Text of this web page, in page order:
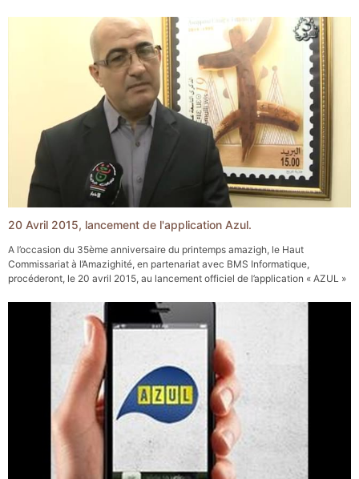
(initiation).Elle est composée d’un menu principal qui contient neuf rubriques.
Agemmay = l’alphabet.
uttunen = les chiffres.
Iɣersiwen = les animaux.
initen = les couleurs.
ussan = les jours.
agguren = les mois.
tisemhay =les saisons.
20 Avril 2015, lancement de l'application Azul.
A l’occasion du 35ème anniversaire du printemps amazigh, le Haut
Commissariat à l’Amazighité, en partenariat avec BMS Informatique,
procéderont, le 20 avril 2015, au lancement officiel de l’application « AZUL »